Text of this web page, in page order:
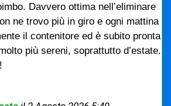
Davvero ottima nell’eliminare
ne trovo più in giro e ogni mattina
il contenitore ed è subito pronta
più sereni, soprattutto d’estate.